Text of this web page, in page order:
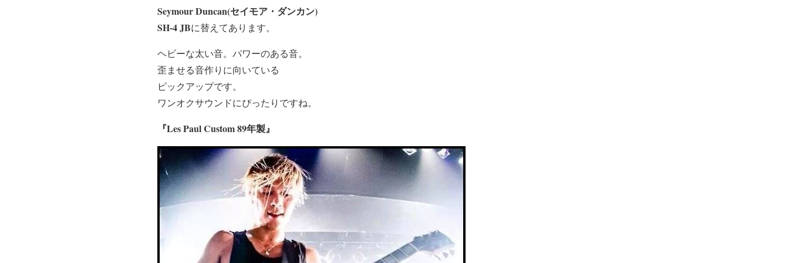
Seymour Duncan(セイモア・ダンカン)
SH-4 JBに替えてあります。
ヘビーな太い音。パワーのある音。
歪ませる音作りに向いている
ピックアップです。
ワンオクサウンドにぴったりですね。
『Les Paul Custom 89年製』